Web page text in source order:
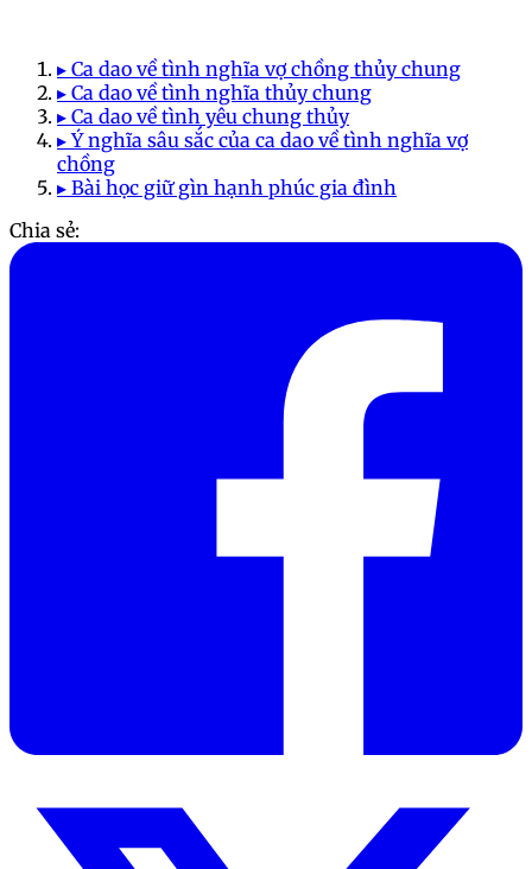
▸ Ca dao về tình nghĩa vợ chồng thủy chung
▸ Ca dao về tình nghĩa thủy chung
▸ Ca dao về tình yêu chung thủy
▸ Ý nghĩa sâu sắc của ca dao về tình nghĩa vợ
chồng
▸ Bài học giữ gìn hạnh phúc gia đình
Chia sẻ: